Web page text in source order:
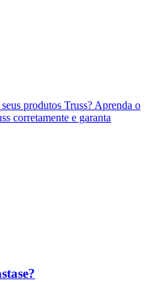
produtos Truss? Aprenda o
corretamente e garanta